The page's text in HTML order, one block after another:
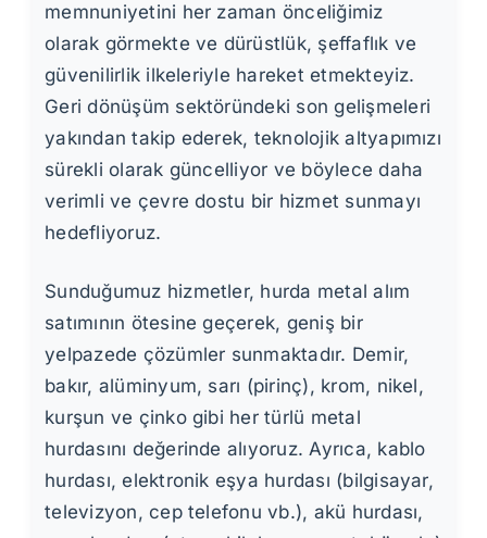
memnuniyetini her zaman önceliğimiz
olarak görmekte ve dürüstlük, şeffaflık ve
güvenilirlik ilkeleriyle hareket etmekteyiz.
Geri dönüşüm sektöründeki son gelişmeleri
yakından takip ederek, teknolojik altyapımızı
sürekli olarak güncelliyor ve böylece daha
verimli ve çevre dostu bir hizmet sunmayı
hedefliyoruz.
Sunduğumuz hizmetler, hurda metal alım
satımının ötesine geçerek, geniş bir
yelpazede çözümler sunmaktadır. Demir,
bakır, alüminyum, sarı (pirinç), krom, nikel,
kurşun ve çinko gibi her türlü metal
hurdasını değerinde alıyoruz. Ayrıca, kablo
hurdası, elektronik eşya hurdası (bilgisayar,
televizyon, cep telefonu vb.), akü hurdası,